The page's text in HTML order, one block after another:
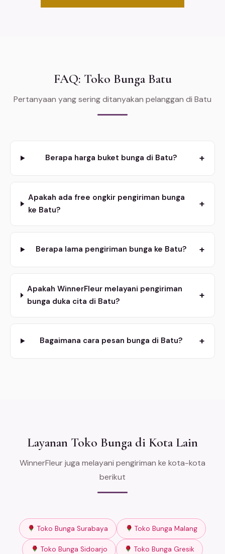
FAQ: Toko Bunga Batu
Pertanyaan yang sering ditanyakan pelanggan di Batu
Berapa harga buket bunga di Batu? +
Apakah ada free ongkir pengiriman bunga
ke Batu?
+
Berapa lama pengiriman bunga ke Batu? +
Apakah WinnerFleur melayani pengiriman
bunga duka cita di Batu?
+
Bagaimana cara pesan bunga di Batu? +
Layanan Toko Bunga di Kota Lain
WinnerFleur juga melayani pengiriman ke kota-kota
berikut
Toko Bunga Surabaya Toko Bunga Malang
Toko Bunga Sidoarjo Toko Bunga Gresik